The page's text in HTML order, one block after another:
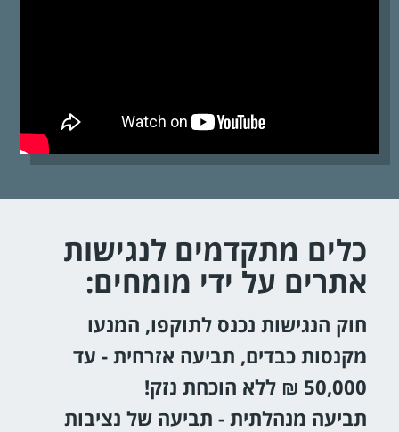
כלים מתקדמים לנגישות
אתרים על ידי מומחים:
חוק הנגישות נכנס לתוקפו, המנעו
מקנסות כבדים, תביעה אזרחית - עד
50,000 ₪ ללא הוכחת נזק!
תביעה מנהלתית - תביעה של נציבות